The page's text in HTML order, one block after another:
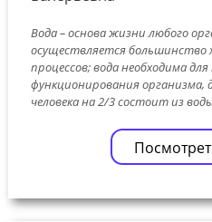
Вода – основа жизни любого
осуществляется большинство
процессов; вода необходима
функционирования организма,
человека на 2/3 состоит из